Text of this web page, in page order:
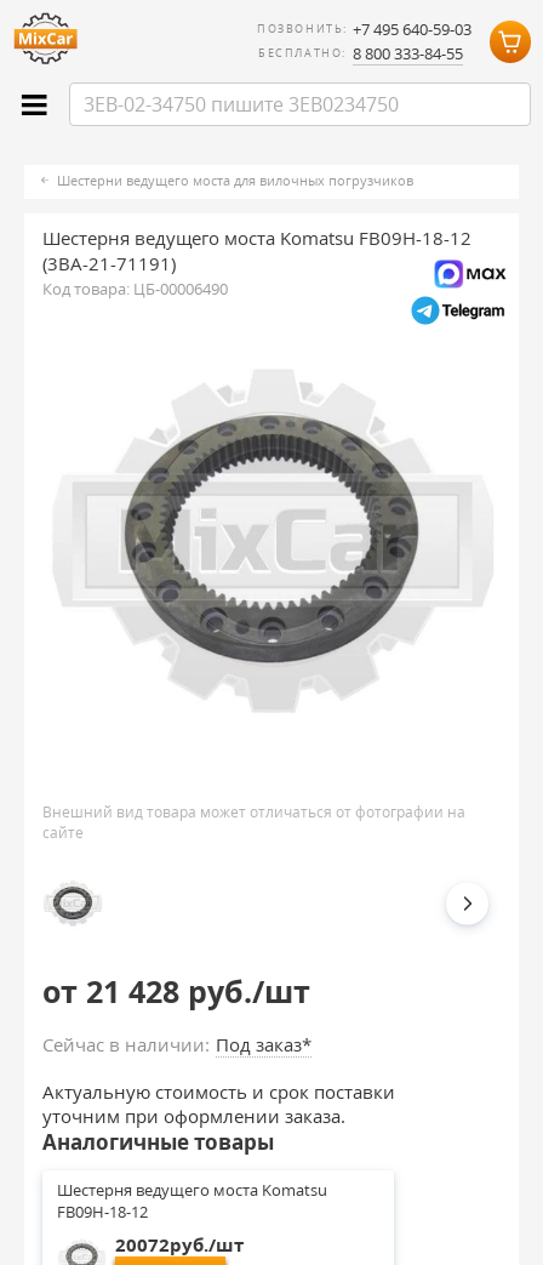
ПОЗВОНИТЬ: +7 495 640-59-03
БЕСПЛАТНО: 8 800 333-84-55
Шестерни ведущего моста для вилочных погрузчиков
Шестерня ведущего моста Komatsu FB09H-18-12
(3BA-21-71191)
Код товара: ЦБ-00006490
Внешний вид товара может отличаться от фотографии на
сайте
от 21 428 руб./шт
Сейчас в наличии: Под заказ*
Актуальную стоимость и срок поставки
уточним при оформлении заказа.
Аналогичные товары
Шестерня ведущего моста Komatsu
FB09H-18-12
20072руб./шт